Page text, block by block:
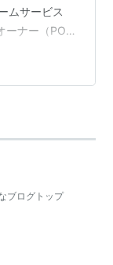
ムサービス
ーナー（PO）
テックブロ
き初回の記事
するの
どのような読
ブログトップ